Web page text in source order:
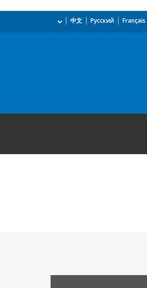
Français
Русский
中文